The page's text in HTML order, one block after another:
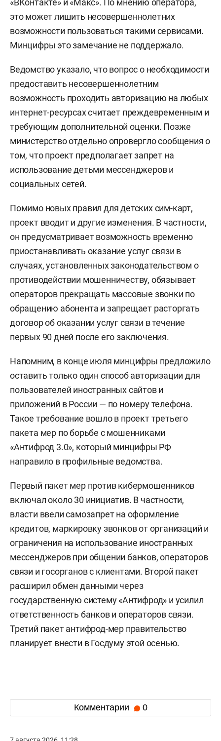
«ВКонтакте» и «Макс». По мнению оператора,
это может лишить несовершеннолетних
возможности пользоваться такими сервисами.
Минцифры это замечание не поддержало.
Ведомство указало, что вопрос о необходимости
предоставить несовершеннолетним
возможность проходить авторизацию на любых
интернет-ресурсах считает преждевременным и
требующим дополнительной оценки. Позже
министерство отдельно опровергло сообщения о
том, что проект предполагает запрет на
использование детьми мессенджеров и
социальных сетей.
Помимо новых правил для детских сим-карт,
проект вводит и другие изменения. В частности,
он предусматривает возможность временно
приостанавливать оказание услуг связи в
случаях, установленных законодательством о
противодействии мошенничеству, обязывает
операторов прекращать массовые звонки по
обращению абонента и запрещает расторгать
договор об оказании услуг связи в течение
первых 90 дней после его заключения.
Напомним, в конце июля минцифры предложило
оставить только один способ авторизации для
пользователей иностранных сайтов и
приложений в России — по номеру телефона.
Такое требование вошло в проект третьего
пакета мер по борьбе с мошенниками
«Антифрод 3.0», который минцифры РФ
направило в профильные ведомства.
Первый пакет мер против кибермошенников
включал около 30 инициатив. В частности,
власти ввели самозапрет на оформление
кредитов, маркировку звонков от организаций и
ограничения на использование иностранных
мессенджеров при общении банков, операторов
связи и госорганов с клиентами. Второй пакет
расширил обмен данными через
государственную систему «Антифрод» и усилил
ответственность банков и операторов связи.
Третий пакет антифрод-мер правительство
планирует внести в Госдуму этой осенью.
Комментарии 0